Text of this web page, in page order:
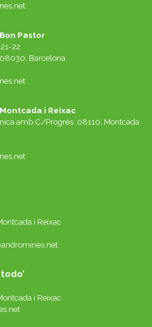
Pastor
22
Barcelona
i Reixac
amb C/Progrés. 08110, Montcada
i Reixac
i Reixac